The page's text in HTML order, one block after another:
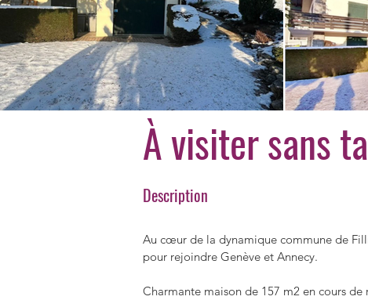
À visiter sans
Description
Au cœur de la dynamique commune de
pour rejoindre Genève et Annecy.
Charmante maison de 157 m2 en cours